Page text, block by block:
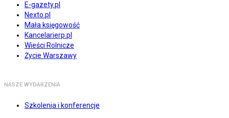
E-gazety.pl
Nexto.pl
Mała księgowość
Kancelarierp.pl
Wieści Rolnicze
Życie Warszawy
NASZE WYDARZENIA
Szkolenia i konferencje